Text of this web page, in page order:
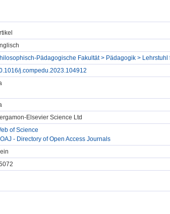
Pädagogische Fakultät > Pädagogik >
j.compedu.2023.104912
Elsevier Science Ltd
of Science
- Directory of Open Access Journals